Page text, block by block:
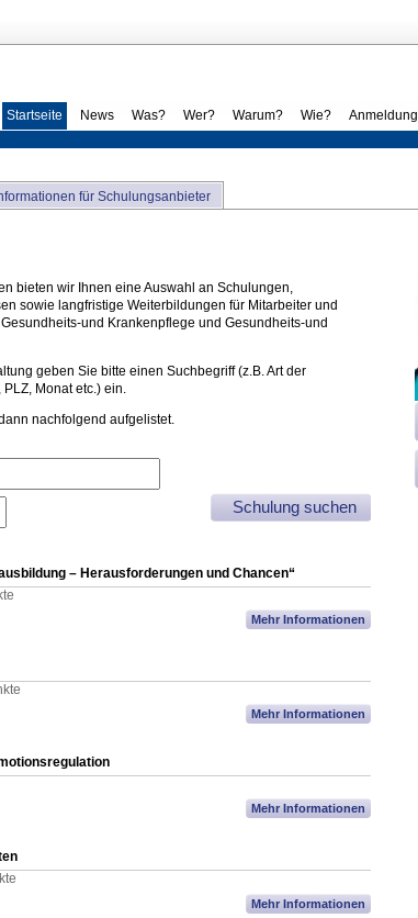
Startseite News Was? Wer? Warum? Wie? Anmeldung
für Schulungsanbieter
bieten wir Ihnen eine Auswahl an Schulungen,
sowie langfristige Weiterbildungen für Mitarbeiter und
und Krankenpflege und Gesundheits-und
geben Sie bitte einen Suchbegriff (z.B. Art der
Monat etc.) ein.
nachfolgend aufgelistet.
– Herausforderungen und Chancen“
Mehr Informationen
Mehr Informationen
Mehr Informationen
Mehr Informationen